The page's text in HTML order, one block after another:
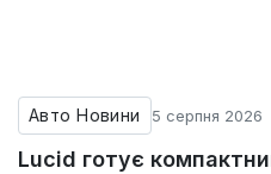
Авто Новини 5 серпня 2026
Lucid готує